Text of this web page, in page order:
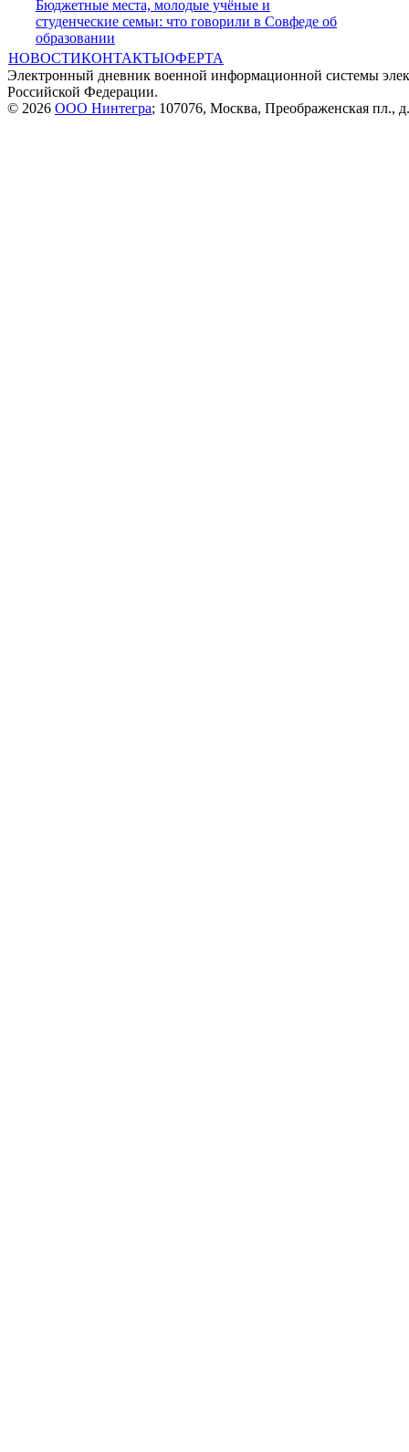
Бюджетные места, молодые учёные и
студенческие семьи: что говорили в Совфеде об
образовании
НОВОСТИКОНТАКТЫОФЕРТА
Электронный дневник военной информационной системы
Российской Федерации.
© 2026 ООО Нинтегра; 107076, Москва, Преображенская пл.,